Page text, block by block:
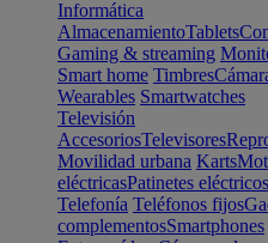
Informática
AlmacenamientoTablets
Gaming & streaming
Smart home Timbres
Wearables Smartwatches
Televisión
AccesoriosTelevisores
Movilidad urbana Karts
eléctricasPatinetes eléctricos
Telefonía Teléfonos fijos
complementosSmartphones